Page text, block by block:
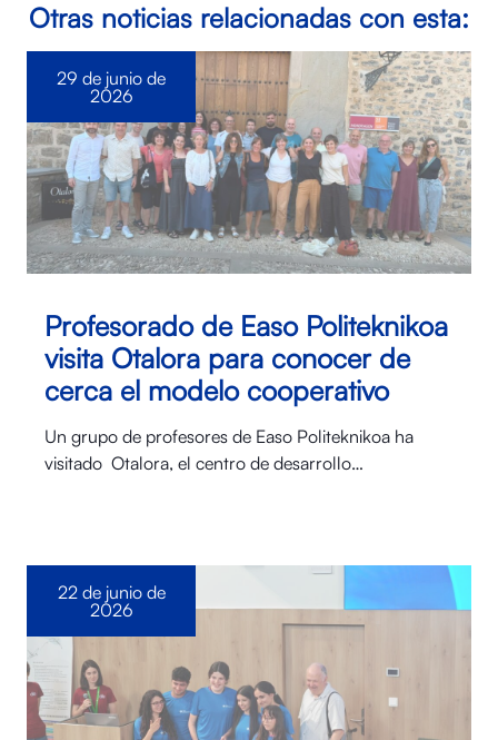
Otras noticias relacionadas con esta:
Profesorado de Easo Politeknikoa
visita Otalora para conocer de
cerca el modelo cooperativo
Un grupo de profesores de Easo Politeknikoa ha
visitado Otalora⁠, el centro de desarrollo…
29 de junio de
2026
22 de junio de
2026